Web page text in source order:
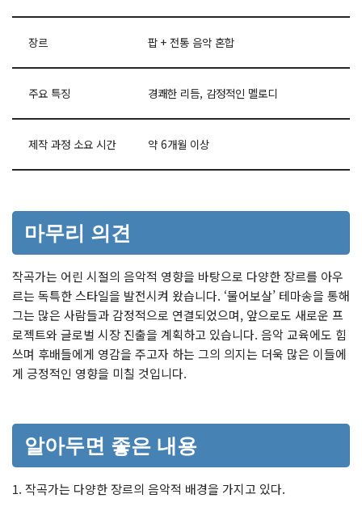
장르 팝 + 전통 음악 혼합
주요 특징 경쾌한 리듬, 감정적인 멜로디
제작 과정 소요 시간 약 6개월 이상
마무리 의견
작곡가는 어린 시절의 음악적 영향을 바탕으로 다양한 장르를 아우
르는 독특한 스타일을 발전시켜 왔습니다. ‘물어보살’ 테마송을 통해
그는 많은 사람들과 감정적으로 연결되었으며, 앞으로도 새로운 프
로젝트와 글로벌 시장 진출을 계획하고 있습니다. 음악 교육에도 힘
쓰며 후배들에게 영감을 주고자 하는 그의 의지는 더욱 많은 이들에
게 긍정적인 영향을 미칠 것입니다.
알아두면 좋은 내용
1. 작곡가는 다양한 장르의 음악적 배경을 가지고 있다.